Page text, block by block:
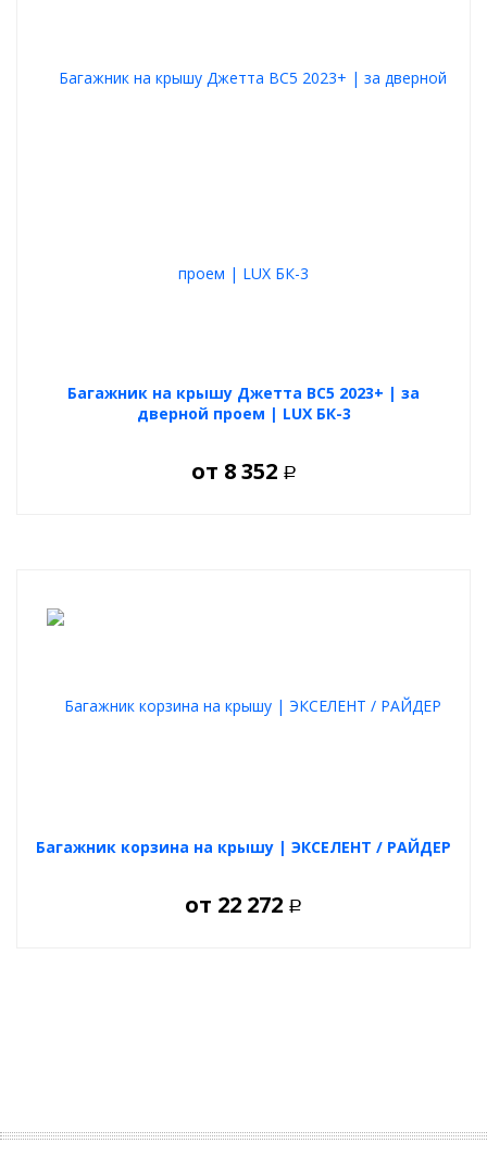
Максимальная нагрузка:до 100 кг (при равномерном
Подходит для поездок на дачу, на море, в горы
это универсальное и эстетичное решение, сочетающее
функциональность, надёжность и премиум-дизайн.
Багажник на крышу Джетта ВС5 2023+ | за
дверной проем | LUX БК-3
от 8 352 Р
Багажник корзина на крышу | ЭКСЕЛЕНТ / РАЙДЕР
от 22 272 Р